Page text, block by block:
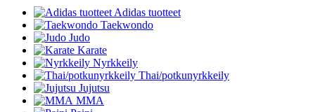
Adidas tuotteet
Taekwondo
Judo
Karate
Nyrkkeily
Thai/potkunyrkkeily
Jujutsu
MMA